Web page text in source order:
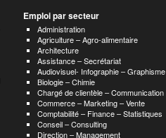
Emploi par secteur
Administration
Agriculture – Agro-alimentaire
Architecture
Assistance – Secrétariat
Audiovisuel- Infographie – Graphisme
Biologie – Chimie
Chargé de clientèle – Communication
Commerce – Marketing – Vente
Comptabilité – Finance – Statistiques
Conseil – Consulting
Direction – Management